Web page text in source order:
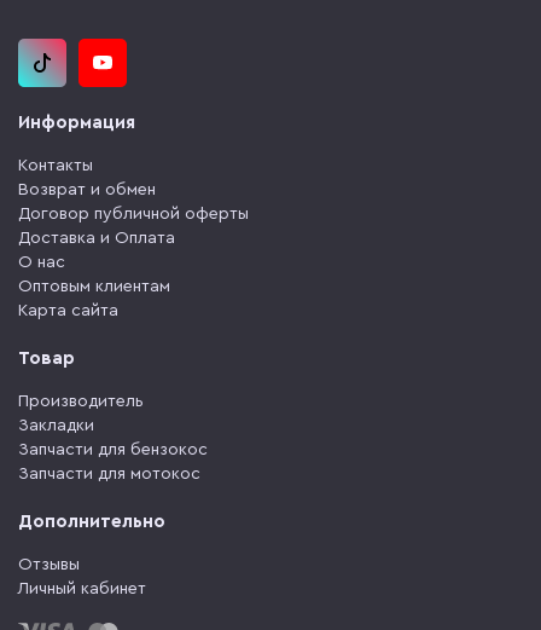
Информация
Контакты
Возврат и обмен
Договор публичной оферты
Доставка и Оплата
О нас
Оптовым клиентам
Карта сайта
Товар
Производитель
Закладки
Запчасти для бензокос
Запчасти для мотокос
Дополнительно
Отзывы
Личный кабинет